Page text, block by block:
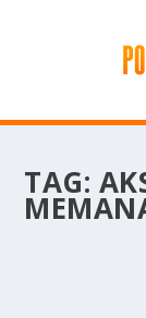
TAG: